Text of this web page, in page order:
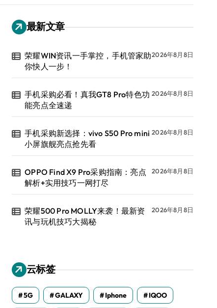
最新文章
荣耀WIN资讯一手掌控，手机管家助
你快人一步！
2026年8月8日
手机采购必看！真我GT8 Pro特色功
能亮点全速递
2026年8月8日
手机采购新选择：vivo S50 Pro mini
小屏旗舰亮点抢先看
2026年8月8日
OPPO Find X9 Pro采购指南：亮点
解析+实用技巧一网打尽
2026年8月8日
荣耀500 Pro MOLLY来袭！最新资
讯与玩机技巧大揭秘
2026年8月8日
云标签
5G GALAXY Iphone IQOO